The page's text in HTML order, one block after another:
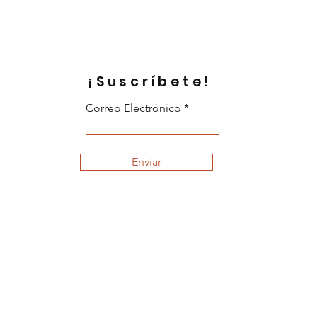
¡Suscríbete!
Correo Electrónico
Enviar